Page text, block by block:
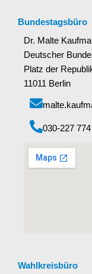
Bundestagsbüro
Dr. Malte
Deutscher
Platz der
11011 Berlin
‭030-227
Wahlkreisbüro